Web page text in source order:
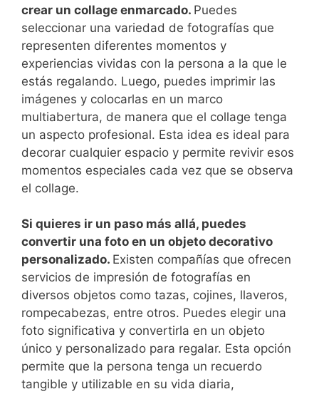
crear un collage enmarcado. Puedes
seleccionar una variedad de fotografías que
representen diferentes​ momentos y
‌experiencias vividas con la persona a la que le
estás regalando. Luego, puedes imprimir ‍las
imágenes y colocarlas en un marco
multiabertura,‌ de manera que el collage tenga
un aspecto profesional. Esta ‌idea es ideal para
decorar cualquier espacio y permite ​revivir esos ​
momentos‍ especiales cada vez que se observa
el collage.
Si quieres ir un paso ⁣más allá, puedes
convertir una foto en⁢ un objeto ‌decorativo
personalizado. Existen compañías que ofrecen
servicios de impresión de fotografías en
diversos objetos como tazas, cojines, llaveros,
rompecabezas, entre otros. Puedes elegir una ​
foto significativa y convertirla‍ en un objeto
único y personalizado para regalar. Esta opción
permite‍ que la persona tenga un‍ recuerdo
tangible y utilizable en su vida diaria,